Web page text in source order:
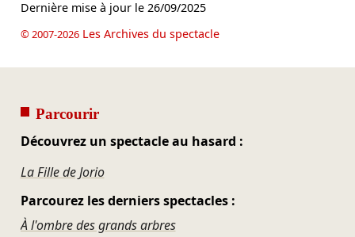
Dernière mise à jour le 26/09/2025
© 2007-2026Les Archives du spectacle
Parcourir
Découvrez un spectacle au hasard :
La Fille de Jorio
Parcourez les derniers spectacles :
À l'ombre des grands arbres